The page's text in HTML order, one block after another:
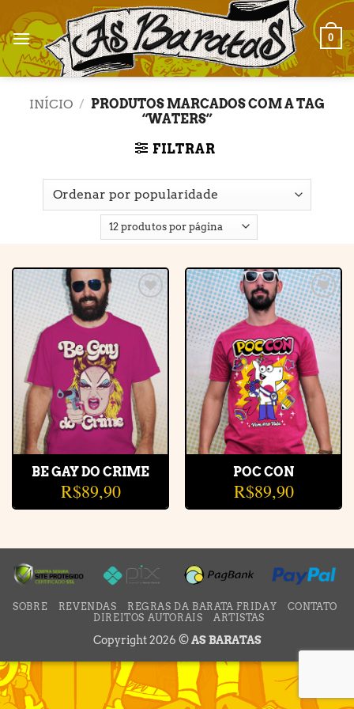
to
content
0
INÍCIO / PRODUTOS MARCADOS COM A TAG
“WATERS”
FILTRAR
Adicionar
à lista de
desejos
BE GAY DO CRIME
R$89,90
Adicionar
à lista de
desejos
POC CON
R$89,90
SOBRE REVENDAS REGRAS DA BARATA FRIDAY
CONTATO
DIREITOS AUTORAIS
ARTISTAS
Copyright 2026 ©AS BARATAS